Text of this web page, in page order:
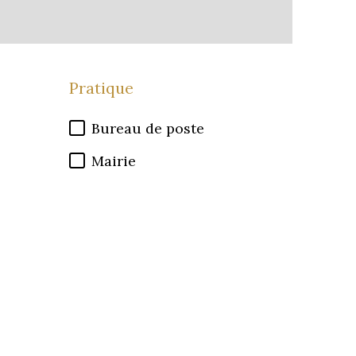
Pratique
Bureau de poste
Mairie